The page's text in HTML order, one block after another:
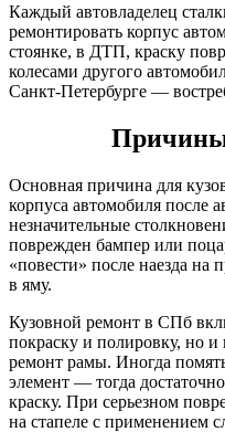
Каждый автовладелец
ремонтировать корпус
стоянке, в ДТП, краску
колесами другого
Санкт-Петербурге —
Причины
Основная причина для
корпуса автомобиля после
незначительные
поврежден бампер или
«повести» после наезда на
в яму.
Кузовной ремонт в СПб
покраску и полировку, но и
ремонт рамы. Иногда
элемент — тогда
краску. При серьезном
на стапеле с применением